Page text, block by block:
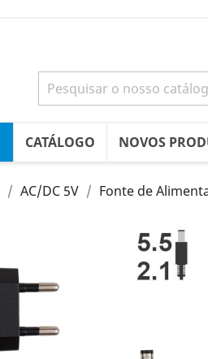
CATÁLOGO NOVOS
AC/DC 5V Fonte de